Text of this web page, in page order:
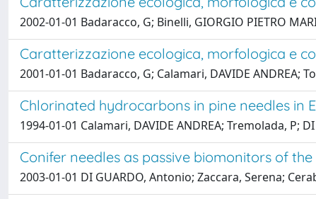
2002-01-01 Badaracco, G; Binelli, GIORGIO PIETRO
Caratterizzazione ecologica, morfologica e
2001-01-01 Badaracco, G; Calamari, DAVIDE ANDREA;
Chlorinated hydrocarbons in pine needles in
1994-01-01 Calamari, DAVIDE ANDREA; Tremolada, P;
Conifer needles as passive biomonitors of
2003-01-01 DI GUARDO, Antonio; Zaccara, Serena;